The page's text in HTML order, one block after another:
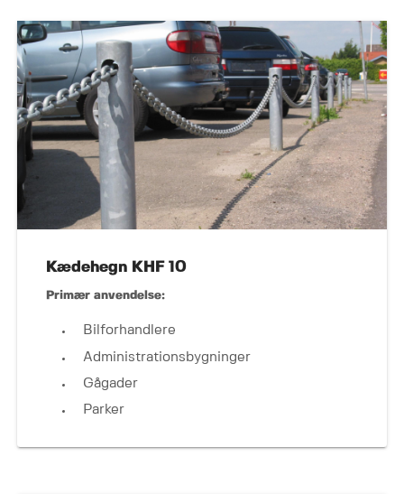
Kædehegn KHF 10
Primær anvendelse:
Bilforhandlere
Administrationsbygninger
Gågader
Parker